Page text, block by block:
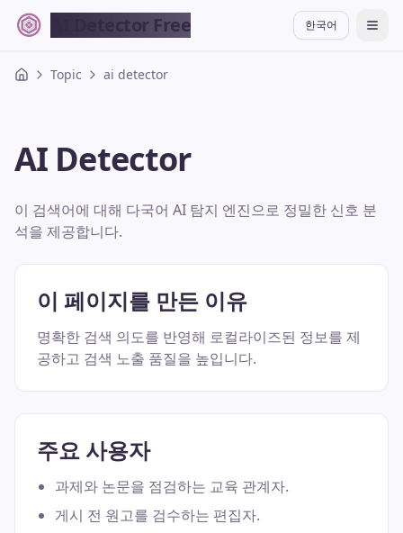
AI Detector Free 한국어 切换
Topic ai detector
AI Detector
이 검색어에 대해 다국어 AI 탐지 엔진으로 정밀한 신호 분
석을 제공합니다.
이 페이지를 만든 이유
명확한 검색 의도를 반영해 로컬라이즈된 정보를 제
공하고 검색 노출 품질을 높입니다.
주요 사용자
과제와 논문을 점검하는 교육 관계자.
게시 전 원고를 검수하는 편집자.